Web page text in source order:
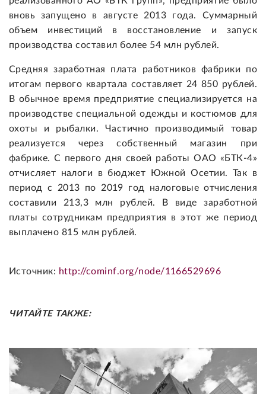
вновь запущено в августе 2013 года. Суммарный
объем инвестиций в восстановление и запуск
производства составил более 54 млн рублей.
Средняя заработная плата работников фабрики по
итогам первого квартала составляет 24 850 рублей.
В обычное время предприятие специализируется на
производстве специальной одежды и костюмов для
охоты и рыбалки. Частично производимый товар
реализуется через собственный магазин при
фабрике. С первого дня своей работы ОАО «БТК-4»
отчисляет налоги в бюджет Южной Осетии. Так в
период с 2013 по 2019 год налоговые отчисления
составили 213,3 млн рублей. В виде заработной
платы сотрудникам предприятия в этот же период
выплачено 815 млн рублей.
Источник: http://cominf.org/node/1166529696
ЧИТАЙТЕ ТАКЖЕ: